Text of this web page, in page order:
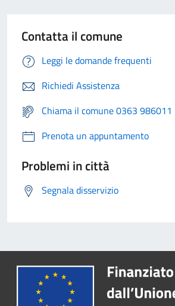
Contatta il comune
Leggi le domande frequenti
Richiedi Assistenza
Chiama il comune 0363 986011
Prenota un appuntamento
Problemi in città
Segnala disservizio